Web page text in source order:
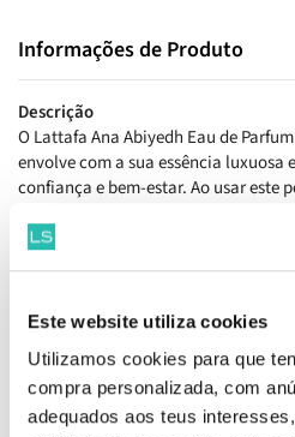
Este website utiliza cookies
Utilizamos cookies para que
compra personalizada, com
adequados aos teus
Informações de Produto
Descrição
O Lattafa Ana Abiyedh Eau de
envolve com a sua essência luxuosa
confiança e bem-estar. Ao usar este
personalidade encantadora. As
uma atmosfera de elegância,
celebração especial.
Pirâmide olfativa
Notas de topo: bergamota, laranja.
Notas de coração: baunilha, pera.